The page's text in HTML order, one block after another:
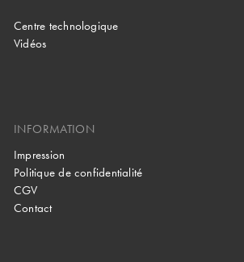
Centre technologique
Vidéos
INFORMATION
Impression
Politique de confidentialité
CGV
Contact